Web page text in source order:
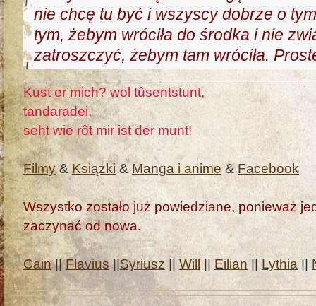
nie chcę tu być i wszyscy dobrze o
tym, żebym wróciła do środka i nie
zatroszczyć, żebym tam wróciła.
Kust er mich? wol tûsentstunt,
tandaradei,
seht wie rôt mir ist der munt!
Filmy& Książki&Manga i anime &Facebook
Wszystko zostało już powiedziane, ponieważ
zaczynać od nowa.
Cain||Flavius||Syriusz || Will || Eilian ||Lythia ||